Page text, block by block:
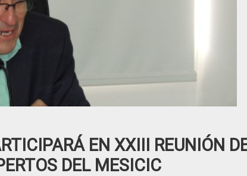
EN XXIII REUNIÓN
DEL MESICIC